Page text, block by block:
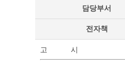
상
세
조
담당부서
전자책
고 시